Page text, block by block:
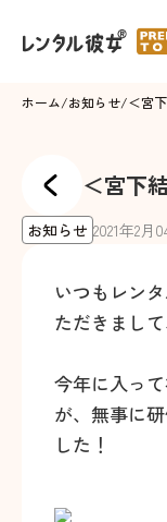
ホーム/お知らせ/＜宮
＜宮下
お知らせ 2021年2月
いつもレン
ただきまし
今年に入っ
が、無事に
した！